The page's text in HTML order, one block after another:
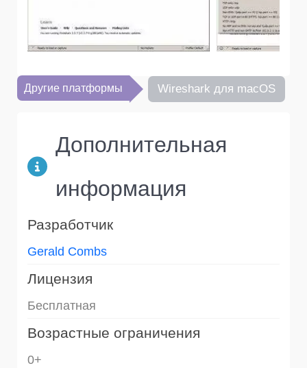
Другие платформы Wireshark для macOS
Дополнительная
информация
Разработчик
Gerald Combs
Лицензия
Бесплатная
Возрастные ограничения
0+